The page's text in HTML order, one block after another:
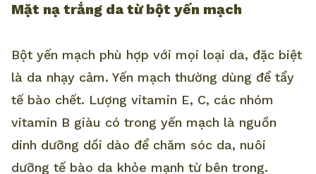
Mặt nạ trắng da từ bột yến mạch
Bột yến mạch phù hợp với mọi loại da, đặc biệt
là da nhạy cảm. Yến mạch thường dùng để tẩy
tế bào chết. Lượng vitamin E, C, các nhóm
vitamin B giàu có trong yến mạch là nguồn
dinh dưỡng dồi dào để chăm sóc da, nuôi
dưỡng tế bào da khỏe mạnh từ bên trong.